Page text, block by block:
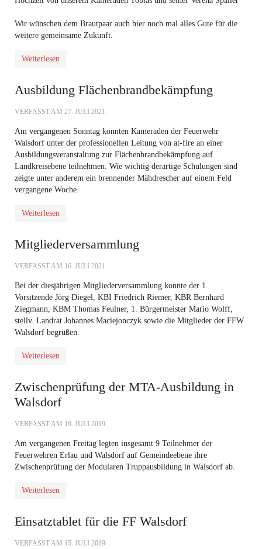
Wir wünschen dem Brautpaar auch hier noch mal alles Gute für die
weitere gemeinsame Zukunft.
Weiterlesen
Ausbildung Flächenbrandbekämpfung
VERFASST AM 27. JULI 2021.
Am vergangenen Sonntag konnten Kameraden der Feuerwehr
Walsdorf unter der professionellen Leitung von at-fire an einer
Ausbildungsveranstaltung zur Flächenbrandbekämpfung auf
Landkreisebene teilnehmen. Wie wichtig derartige Schulungen sind
zeigte unter anderem ein brennender Mähdrescher auf einem Feld
vergangene Woche.
Weiterlesen
Mitgliederversammlung
VERFASST AM 16. JULI 2021.
Bei der diesjährigen Mitgliederversammlung konnte der 1.
Vorsitzende Jörg Diegel, KBI Friedrich Riemer, KBR Bernhard
Ziegmann, KBM Thomas Feulner, 1. Bürgermeister Mario Wolff,
stellv. Landrat Johannes Maciejonczyk sowie die Mitglieder der FFW
Walsdorf begrüßen.
Weiterlesen
Zwischenprüfung der MTA-Ausbildung in
Walsdorf
VERFASST AM 19. JULI 2019.
Am vergangenen Freitag legten insgesamt 9 Teilnehmer der
Feuerwehren Erlau und Walsdorf auf Gemeindeebene ihre
Zwischenprüfung der Modularen Truppausbildung in Walsdorf ab.
Weiterlesen
Einsatztablet für die FF Walsdorf
VERFASST AM 15. JULI 2019.